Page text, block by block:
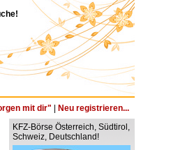
mit dir" Neu registrieren...
KFZ-Börse Österreich, Südtirol,
Schweiz, Deutschland!